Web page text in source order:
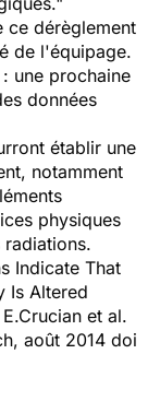
ce dérèglement
de l'équipage.
une prochaine
données
établir une
notamment
physiques
Indicate That
Is Altered
et al.
août 2014 doi